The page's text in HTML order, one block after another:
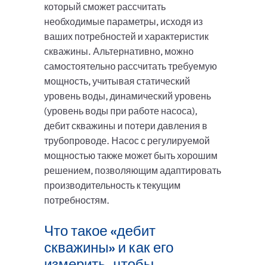
который сможет рассчитать
необходимые параметры, исходя из
ваших потребностей и характеристик
скважины. Альтернативно, можно
самостоятельно рассчитать требуемую
мощность, учитывая статический
уровень воды, динамический уровень
(уровень воды при работе насоса),
дебит скважины и потери давления в
трубопроводе. Насос с регулируемой
мощностью также может быть хорошим
решением, позволяющим адаптировать
производительность к текущим
потребностям.
Что такое «дебит
скважины» и как его